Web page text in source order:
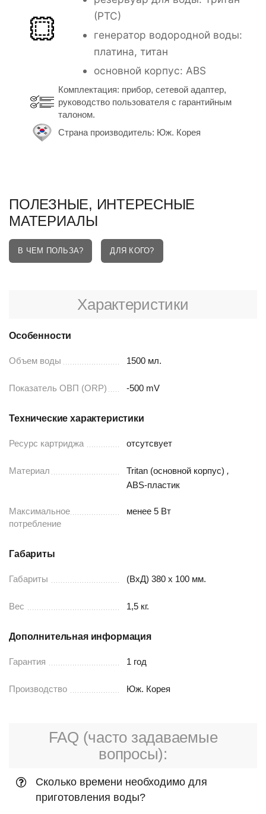
(РТС)
генератор водородной воды:
платина, титан
основной корпус: ABS
Комплектация: прибор, сетевой адаптер,
руководство пользователя с гарантийным
талоном.
Страна производитель: Юж. Корея
ПОЛЕЗНЫЕ, ИНТЕРЕСНЫЕ
МАТЕРИАЛЫ
В ЧЕМ ПОЛЬЗА? ДЛЯ КОГО?
Характеристики
Особенности
Объем воды 1500 мл.
Показатель ОВП (ORP) -500 mV
Технические характеристики
Ресурс картриджа отсутсвует
Материал Tritan (основной корпус) ,
ABS-пластик
Максимальное
потребление
менее 5 Вт
Габариты
Габариты (ВxД) 380 x 100 мм.
Вес 1,5 кг.
Дополнительная информация
Гарантия 1 год
Производство Юж. Корея
FAQ (часто задаваемые
вопросы):
Сколько времени необходимо для
приготовления воды?